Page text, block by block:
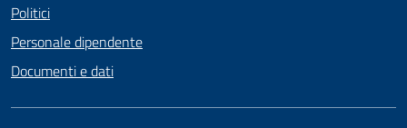
Politici
Personale dipendente
Documenti e dati